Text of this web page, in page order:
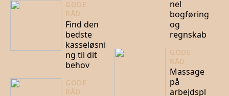
GODE
RÅD
Find den
bedste
kasseløsni
ng til dit
behov
GODE
RÅD
nel
bogføring
og
regnskab
GODE
RÅD
Massage
på
arbejdspl